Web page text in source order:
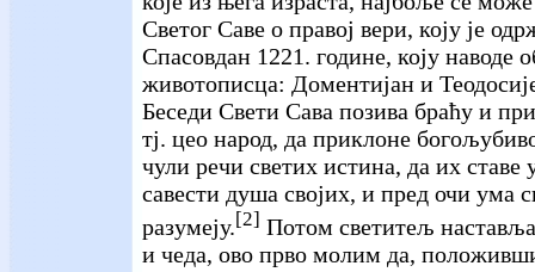
Светог Саве о правој вери, коју је
Спасовдан 1221. године, коју наводе
животописца: Доментијан и
Беседи Свети Сава позива браћу и
тј. цео народ, да приклоне
чули речи светих истина, да их ставе
савести душа својих, и пред очи ума
разумеју.[2] Потом светитељ
и чеда, ово прво молим да,